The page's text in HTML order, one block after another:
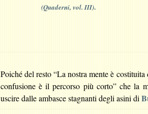
(Quaderni, vol. III).
Poiché del resto “La nostra mente è
confusione è il percorso più corto” che la
uscire dalle ambasce stagnanti degli asini di